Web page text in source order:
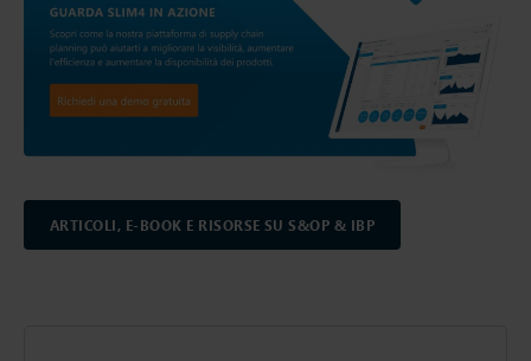
ARTICOLI, E-BOOK E RISORSE SU S&OP & IBP